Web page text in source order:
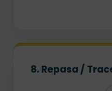
8. Repasa /